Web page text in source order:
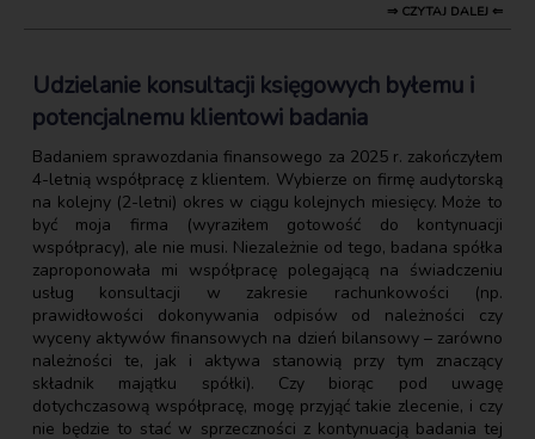
⇒ CZYTAJ DALEJ ⇐
Udzielanie konsultacji księgowych byłemu i
potencjalnemu klientowi badania
Badaniem sprawozdania finansowego za 2025 r. zakończyłem
4-letnią współpracę z klientem. Wybierze on firmę audytorską
na kolejny (2-letni) okres w ciągu kolejnych miesięcy. Może to
być moja firma (wyraziłem gotowość do kontynuacji
współpracy), ale nie musi. Niezależnie od tego, badana spółka
zaproponowała mi współpracę polegającą na świadczeniu
usług konsultacji w zakresie rachunkowości (np.
prawidłowości dokonywania odpisów od należności czy
wyceny aktywów finansowych na dzień bilansowy – zarówno
należności te, jak i aktywa stanowią przy tym znaczący
składnik majątku spółki). Czy biorąc pod uwagę
dotychczasową współpracę, mogę przyjąć takie zlecenie, i czy
nie będzie to stać w sprzeczności z kontynuacją badania tej